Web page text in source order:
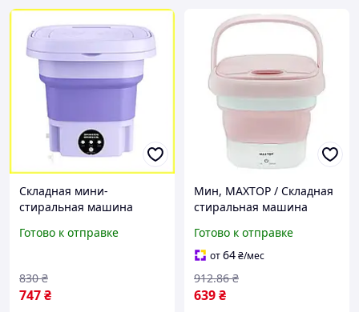
Складная мини-
стиральная машина
8 литров для детского
Готово к отправке
747₴
830 ₴
Мин, MAXTOP / Cкладная
стиральная машина
стиральная машина до 1
кг
Готово к отправке
от64₴/мес
639₴
912.86 ₴